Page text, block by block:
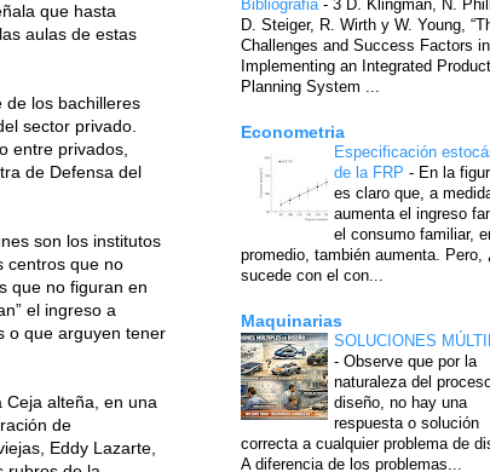
que hasta
aulas de estas
de los bachilleres
sector privado.
entre privados,
de Defensa del
son los institutos
centros que no
que no figuran en
el ingreso a
o que arguyen tener
Ceja alteña, en una
de
Eddy Lazarte,
Bibliografia - 3 D. Klingman, N.
D. Steiger, R. Wirth y W. Young,
Challenges and Success Factors in
Implementing an Integrated
Planning System ...
Econometria
Especificación
de la FRP - En la
es claro que, a
aumenta el ingreso
el consumo familiar,
promedio, también aumenta. Pero,
sucede con el con...
Maquinarias
SOLUCIONES
- Observe que por la
naturaleza del
diseño, no hay una
respuesta o solución
correcta a cualquier problema de
A diferencia de los problemas...